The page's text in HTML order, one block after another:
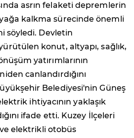
asrın felaketi depremlerin
kalkma sürecinde önemli
söyledi. Devletin
konut, altyapı, sağlık,
yatırımlarının
canlandırdığını
Belediyesi'nin Güneş
ihtiyacının yaklaşık
ifade etti. Kuzey İlçeleri
elektrikli otobüs